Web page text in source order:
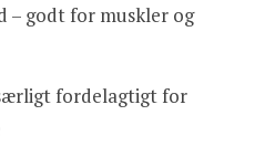
godt for muskler og
fordelagtigt for